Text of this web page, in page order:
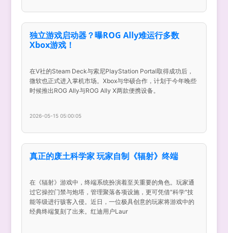
独立游戏启动器？曝ROG Ally难运行多数
Xbox游戏！
在V社的Steam Deck与索尼PlayStation Portal取得成功后，
微软也正式进入掌机市场。Xbox与华硕合作，计划于今年晚些
时候推出ROG Ally与ROG Ally X两款便携设备。
2026-05-15 05:00:05
真正的废土科学家 玩家自制《辐射》终端
在《辐射》游戏中，终端系统扮演着至关重要的角色。玩家通
过它操控门禁与炮塔，管理聚落各项设施，更可凭借"科学"技
能等级进行骇客入侵。近日，一位极具创意的玩家将游戏中的
经典终端复刻了出来。红迪用户Laur